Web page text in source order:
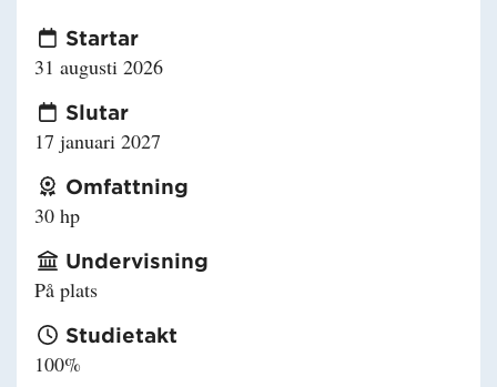
Startar
31 augusti 2026
Slutar
17 januari 2027
Omfattning
30 hp
Undervisning
På plats
Studietakt
100%